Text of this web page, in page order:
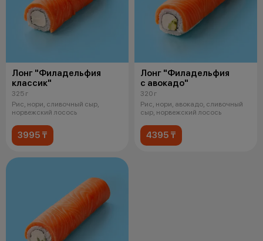
Лонг "Филадельфия
классик"
325 г
Рис, нори, сливочный сыр,
норвежский лосось
3995 ₸
Лонг "Филадельфия
с авокадо"
320 г
Рис, нори, авокадо, сливочный
сыр, норвежский лосось
4395 ₸